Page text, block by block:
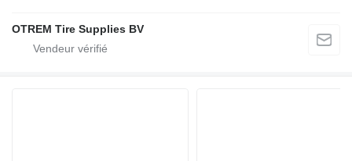
OTREM Tire Supplies BV